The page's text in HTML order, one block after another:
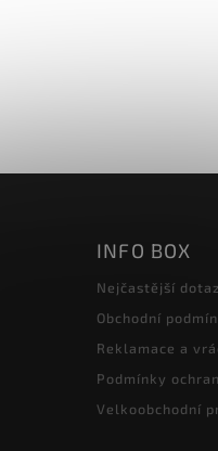
INFO BOX
Nejčastější
Obchodní
Reklamace a
Podmínky
Velkoobchodní